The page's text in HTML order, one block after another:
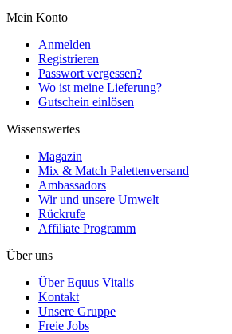
Mein Konto
Anmelden
Registrieren
Passwort vergessen?
Wo ist meine Lieferung?
Gutschein einlösen
Wissenswertes
Magazin
Mix & Match Palettenversand
Ambassadors
Wir und unsere Umwelt
Rückrufe
Affiliate Programm
Über uns
Über Equus Vitalis
Kontakt
Unsere Gruppe
Freie Jobs